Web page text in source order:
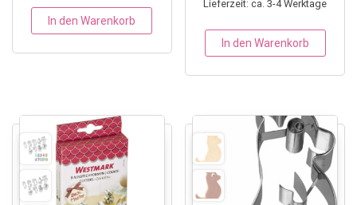
In den Warenkorb
Lieferzeit: ca. 3-4 Werktage
In den Warenkorb